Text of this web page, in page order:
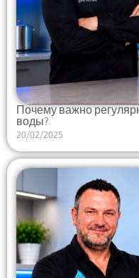
Почему важно
воды?
20/02/2025